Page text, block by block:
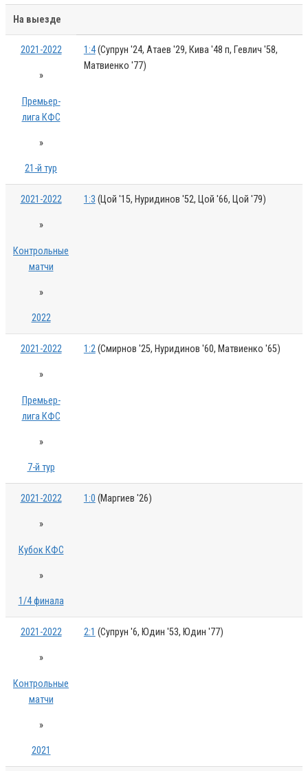
На выезде
2021-2022
»
Премьер-
лига КФС
»
21-й тур
1:4(Супрун '24, Атаев '29, Кива '48 п, Гевлич '58,
Матвиенко '77)
2021-2022
»
Контрольные
матчи
»
2022
1:3 (Цой '15, Нуридинов '52, Цой '66, Цой '79)
2021-2022
»
Премьер-
лига КФС
»
7-й тур
1:2(Смирнов '25, Нуридинов '60, Матвиенко '65)
2021-2022
»
Кубок КФС
»
1/4 финала
1:0 (Маргиев '26)
2021-2022
»
Контрольные
матчи
»
2021
2:1 (Супрун '6, Юдин '53, Юдин '77)